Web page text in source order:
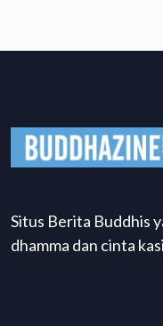
Situs Berita Buddhis
dhamma dan cinta